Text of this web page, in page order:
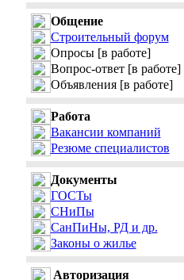
Общение
Строительный форум
Опросы [в работе]
Вопрос-ответ [в работе]
Объявления [в работе]
Работа
Вакансии компаний
Резюме специалистов
Документы
ГОСТы
СНиПы
СанПиНы, РД и др.
Законы о жилье
Авторизация